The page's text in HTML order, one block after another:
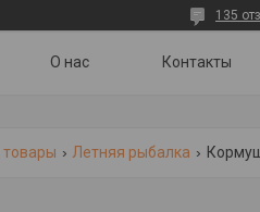
135
О нас Контакты
Летняя рыбалка